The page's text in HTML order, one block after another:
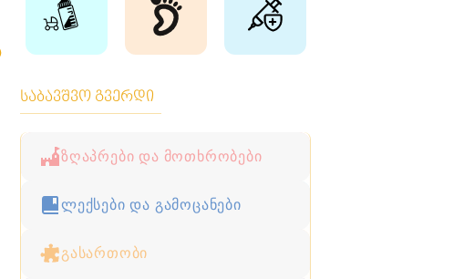
საბავშვო გვერდი
ზღაპრები და მოთხრობები
ლექსები და გამოცანები
გასართობი